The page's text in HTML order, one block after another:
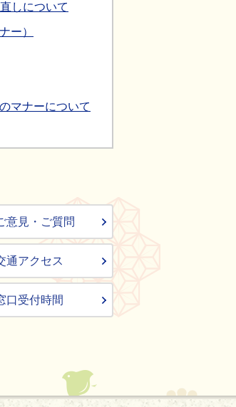
しについて
ー）
マナーについて
意見・ご質問
通アクセス
口受付時間